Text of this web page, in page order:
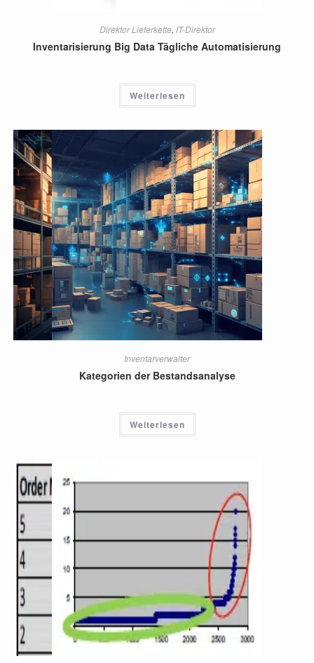
Direktor Lieferkette, IT-Direktor
Inventarisierung Big Data Tägliche Automatisierung
Weiterlesen
Inventarverwalter
Kategorien der Bestandsanalyse
Weiterlesen